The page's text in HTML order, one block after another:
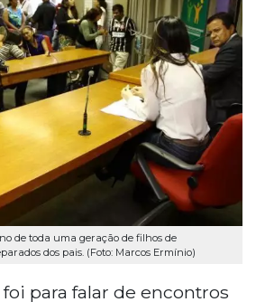
de toda uma geração de filhos de
dos pais. (Foto: Marcos Ermínio)
para falar de encontros